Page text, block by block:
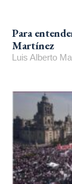
Para
Martínez
Luis Alberto